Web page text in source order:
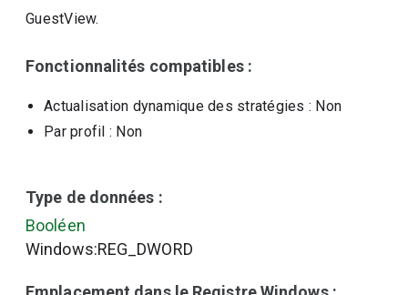
GuestView.
Fonctionnalités compatibles :
Actualisation dynamique des stratégies : Non
Par profil : Non
Type de données :
Booléen
Windows:REG_DWORD